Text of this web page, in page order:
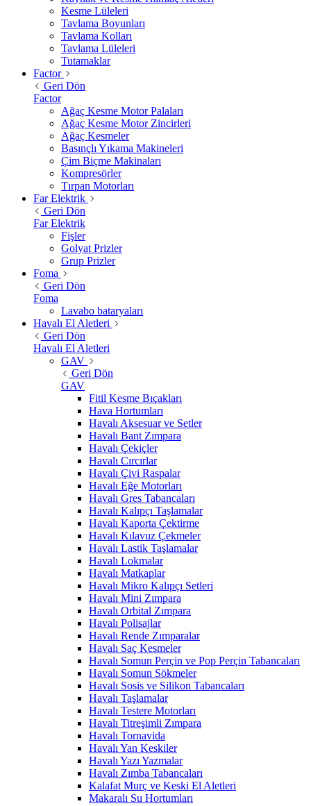
Kesme Lüleleri
Tavlama Boyunları
Tavlama Kolları
Tavlama Lüleleri
Tutamaklar
Factor
Geri Dön
Factor
Ağaç Kesme Motor Palaları
Ağaç Kesme Motor Zincirleri
Ağaç Kesmeler
Basınçlı Yıkama Makineleri
Çim Biçme Makinaları
Kompresörler
Tırpan Motorları
Far Elektrik
Geri Dön
Far Elektrik
Fişler
Golyat Prizler
Grup Prizler
Foma
Geri Dön
Foma
Lavabo bataryaları
Havalı El Aletleri
Geri Dön
Havalı El Aletleri
GAV
Geri Dön
GAV
Fitil Kesme Bıçakları
Hava Hortumları
Havalı Aksesuar ve Setler
Havalı Bant Zımpara
Havalı Çekiçler
Havalı Cırcırlar
Havalı Çivi Raspalar
Havalı Eğe Motorları
Havalı Gres Tabancaları
Havalı Kalıpçı Taşlamalar
Havalı Kaporta Çektirme
Havalı Kılavuz Çekmeler
Havalı Lastik Taşlamalar
Havalı Lokmalar
Havalı Matkaplar
Havalı Mikro Kalıpçı Setleri
Havalı Mini Zımpara
Havalı Orbital Zımpara
Havalı Polisajlar
Havalı Rende Zımparalar
Havalı Saç Kesmeler
Havalı Somun Perçin ve Pop Perçin Tabancaları
Havalı Somun Sökmeler
Havalı Sosis ve Silikon Tabancaları
Havalı Taşlamalar
Havalı Testere Motorları
Havalı Titreşimli Zımpara
Havalı Tornavida
Havalı Yan Keskiler
Havalı Yazı Yazmalar
Havalı Zımba Tabancaları
Kalafat Murç ve Keski El Aletleri
Makaralı Su Hortumları